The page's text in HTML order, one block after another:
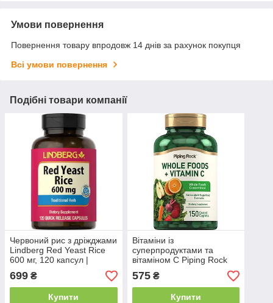
Умови повернення
Повернення товару впродовж 14 днів за рахунок покупця
Всі умови повернення
Подібні товари компанії
Червоний рис з дріжджами
Lindberg Red Yeast Rice
600 мг, 120 капсул |
Підтримка рівня
холестерину та здоров’я
серця
699 ₴
Купити
Вітаміни із
суперпродуктами та
вітаміном С Piping Rock
Whole Foods + Vitamin C
150 капс.
575₴
Купити